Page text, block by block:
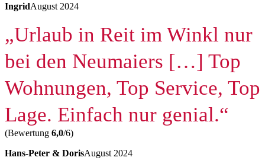
IngridAugust 2024
„Urlaub in Reit im Winkl nur
bei den Neumaiers […] Top
Wohnungen, Top Service, Top
Lage. Einfach nur genial.“
(Bewertung 6,0/6)
Hans-Peter & DorisAugust 2024